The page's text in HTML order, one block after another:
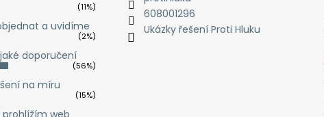
(11%)
a uvidíme
(2%)
doporučení
(56%)
na míru
(15%)
prohlížím web
608001296
Ukázky řešení Proti Hluku